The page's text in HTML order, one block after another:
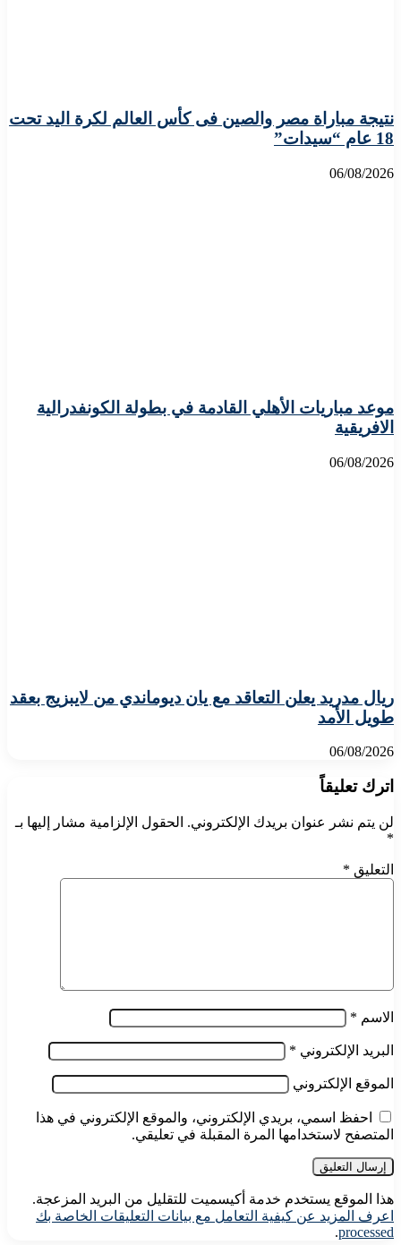
نتيجة مباراة مصر والصين فى كأس العالم لكرة اليد تحت
18 عام “سيدات”
06/08/2026
موعد مباريات الأهلي القادمة في بطولة الكونفدرالية
الافريقية
06/08/2026
ريال مدريد يعلن التعاقد مع يان ديوماندي من لايبزيج بعقد
طويل الأمد
06/08/2026
اترك تعليقاً
لن يتم نشر عنوان بريدك الإلكتروني. الحقول الإلزامية مشار إليها بـ
*
التعليق *
الاسم *
البريد الإلكتروني *
الموقع الإلكتروني
احفظ اسمي، بريدي الإلكتروني، والموقع الإلكتروني في هذا
المتصفح لاستخدامها المرة المقبلة في تعليقي.
هذا الموقع يستخدم خدمة أكيسميت للتقليل من البريد المزعجة.
اعرف المزيد عن كيفية التعامل مع بيانات التعليقات الخاصة بك
processed
.